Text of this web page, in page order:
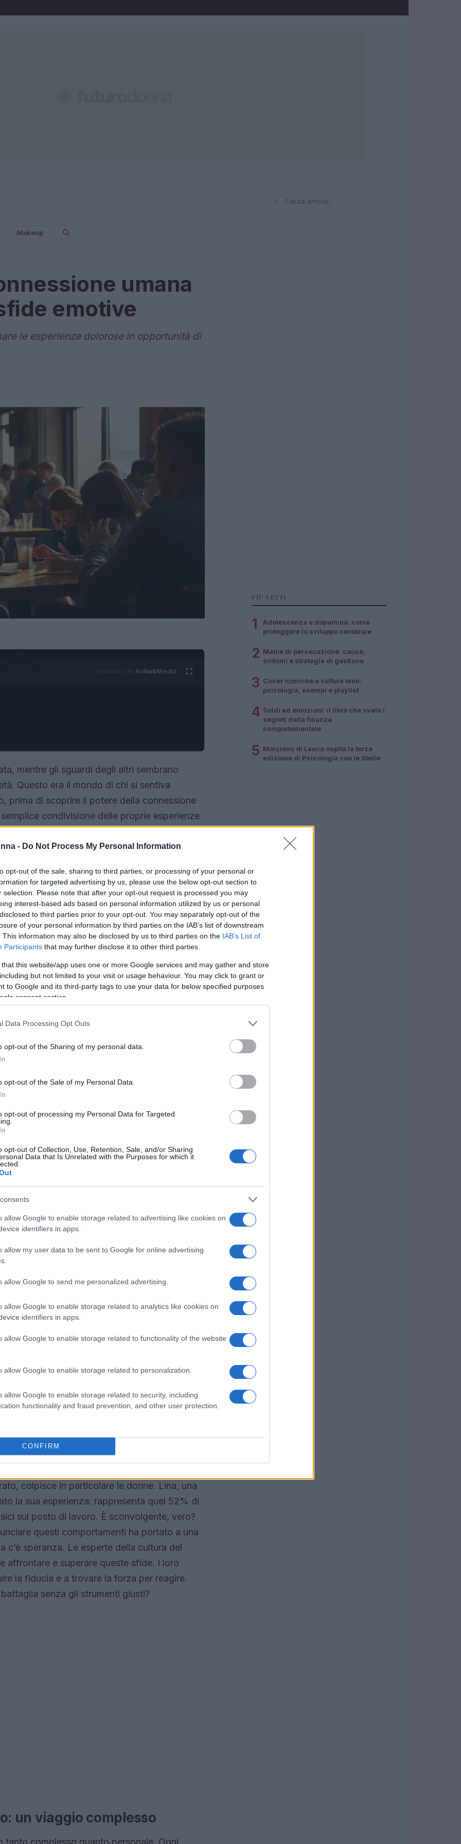
- Do Not Process My Personal Information
opt-out of the sale, sharing to third parties, or processing of your personal or
for targeted advertising by us, please use the below opt-out section to
selection. Please note that after your opt-out request is processed you may
interest-based ads based on personal information utilized by us or personal
to third parties prior to your opt-out. You may separately opt-out of the
of your personal information by third parties on the IAB’s list of downstream
This information may also be disclosed by us to third parties on the IAB’s List of
Participants that may further disclose it to other third parties.
that this website/app uses one or more Google services and may gather and store
but not limited to your visit or usage behaviour. You may click to grant or
to Google and its third-party tags to use your data for below specified purposes
consent section.
Data Processing Opt Outs
opt-out of the Sharing of my personal data.
opt-out of the Sale of my Personal Data.
opt-out of processing my Personal Data for Targeted
opt-out of Collection, Use, Retention, Sale, and/or Sharing
Data that Is Unrelated with the Purposes for which it
allow Google to enable storage related to advertising like cookies on
identifiers in apps.
allow my user data to be sent to Google for online advertising
allow Google to send me personalized advertising.
allow Google to enable storage related to analytics like cookies on
identifiers in apps.
allow Google to enable storage related to functionality of the website
allow Google to enable storage related to personalization.
allow Google to enable storage related to security, including
functionality and fraud prevention, and other user protection.
CONFIRM
⌕Cerca
Makeup
umana
emotive
le esperienze dolorose in opportunità di
AdhubMedia
mentre gli sguardi degli altri sembrano
Questo era il mondo di chi si sentiva
prima di scoprire il potere della connessione
condivisione delle proprie esperienze
e la guarigione. Ho visto persone, come la
attraverso il contatto con altri che vivevano
può trasformare la sofferenza in
esperienze dolorose
solo a un semplice scambio di
supporto che può cambiare radicalmente il
quando una mia amica, dopo aver
conforto in un gruppo di sostegno.
potesse comprendere la sua perdita.
che condividere il proprio dolore con chi
a sentirsi meno sola, ma le permetteva
nuovo. Persone che, come lei, avevano
un cerchio di comprensione e accettazione.
femminile nei media
non possiamo ignorare l’impatto che i
Recentemente, uno studio ha rivelato
cambiato nella rappresentazione delle donne:
rughe e gli uomini come possessori di
società evolva se i messaggi che riceviamo
Questo ci porta a riflettere su come la
e le nostre relazioni. La
più equilibrata potrebbe contribuire a
sulle donne
colpisce in particolare le donne. Lina, una
la sua esperienza: rappresenta quel 52% di
sul posto di lavoro. È sconvolgente, vero?
questi comportamenti ha portato a una
speranza. Le esperte della cultura del
affrontare e superare queste sfide. I loro
la fiducia e a trovare la forza per reagire.
senza gli strumenti giusti?
un viaggio complesso
PIÙ LETTI
1
Adolescenza e dopamina: come
proteggere lo sviluppo cerebrale
2 Manie di persecuzione: cause,
sintomi e strategie di gestione
3 Cover iconiche e cultura teen:
psicologia, esempi e playlist
4 Soldi ed emozioni: il libro che svela i
segreti della finanza
comportamentale
5 Morciano di Leuca ospita la terza
edizione di Psicologia con le Stelle